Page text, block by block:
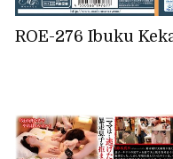
ROE-276 Ibuku